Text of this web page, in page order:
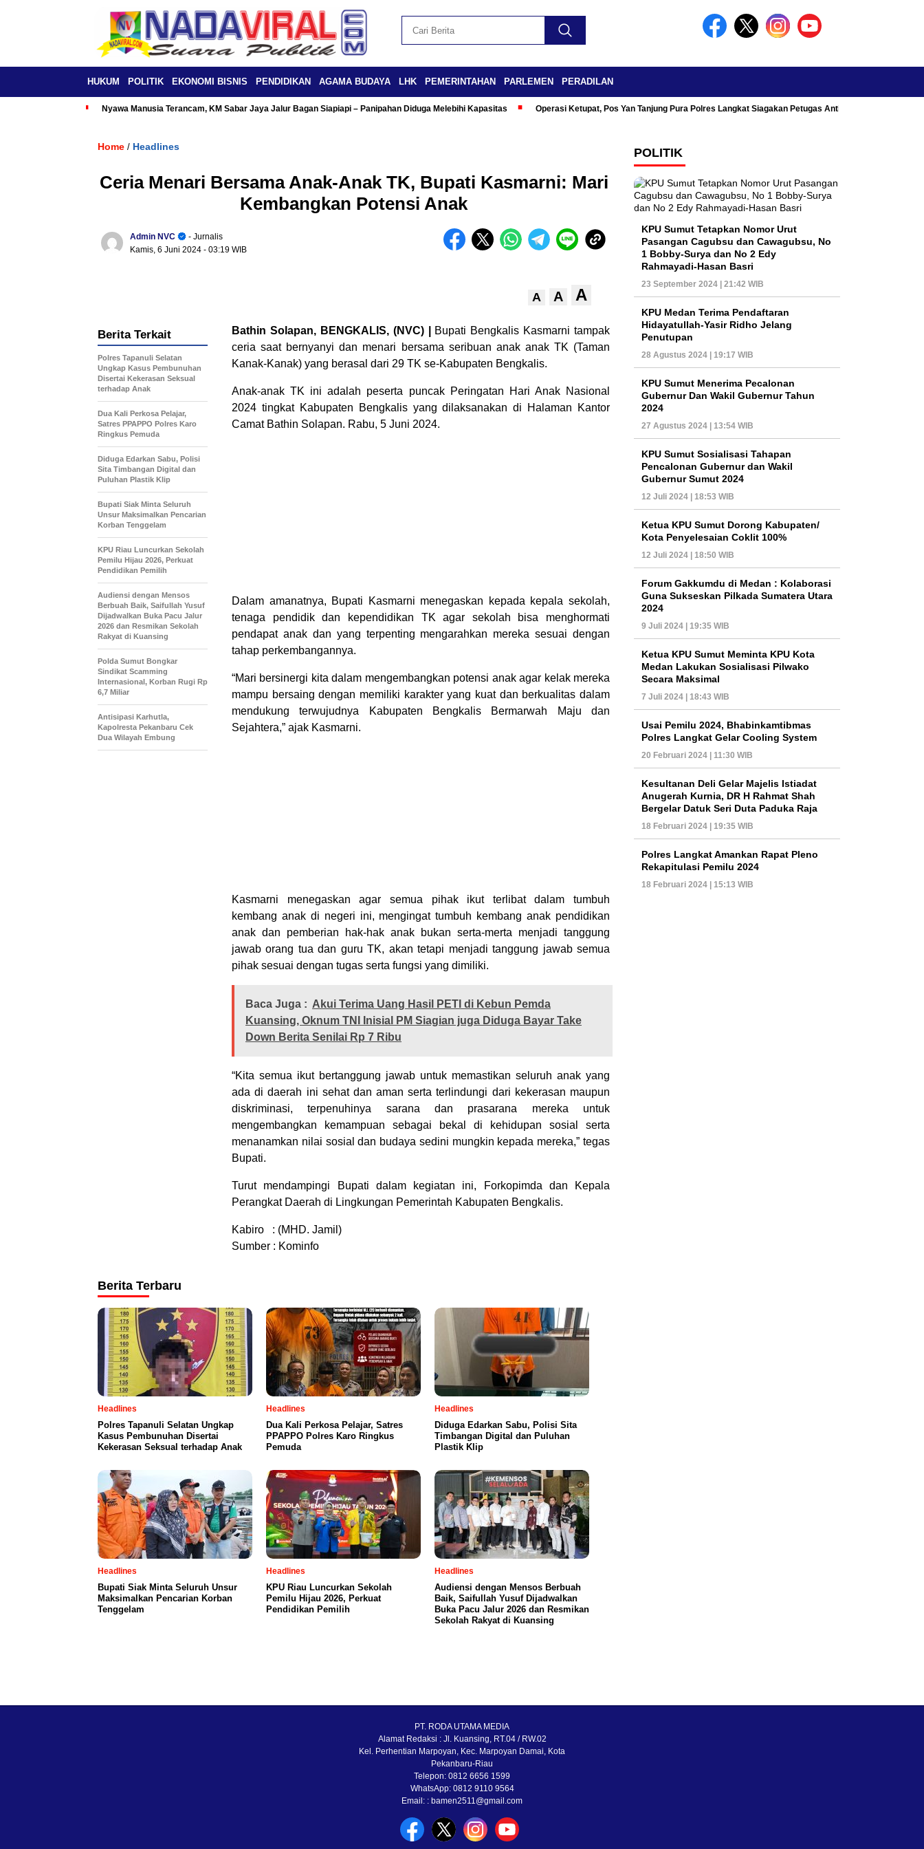
HUKUM POLITIK EKONOMI BISNIS PENDIDIKAN AGAMA BUDAYA LHK PEMERINTAHAN PARLEMEN PERADILAN
Nyawa Manusia Terancam, KM Sabar Jaya Jalur Bagan Siapiapi – Panipahan Diduga Melebihi Kapasitas Operasi Ketupat, Pos Yan Tanjung Pura Polres Langkat Siagakan Petugas Antisipasi Kemacetan
Home / Headlines
Ceria Menari Bersama Anak-Anak TK, Bupati Kasmarni: Mari
Kembangkan Potensi Anak
Admin NVC
- Jurnalis
Kamis, 6 Juni 2024 - 03:19 WIB
A A A
Bathin Solapan, BENGKALIS, (NVC) |
Bupati Bengkalis Kasmarni tampak
ceria saat bernyanyi dan menari bersama seribuan anak anak TK (Taman
Kanak-Kanak) yang berasal dari 29 TK se-Kabupaten Bengkalis.
Anak-anak TK ini adalah peserta puncak Peringatan Hari Anak Nasional
2024 tingkat Kabupaten Bengkalis yang dilaksanakan di Halaman Kantor
Camat Bathin Solapan. Rabu, 5 Juni 2024.
Dalam amanatnya, Bupati Kasmarni menegaskan kepada kepala sekolah,
tenaga pendidik dan kependidikan TK agar sekolah bisa menghormati
pendapat anak dan yang terpenting mengarahkan mereka sesuai dengan
tahap perkembangannya.
“Mari bersinergi kita dalam mengembangkan potensi anak agar kelak mereka
mampu bersaing dengan memiliki karakter yang kuat dan berkualitas dalam
mendukung terwujudnya Kabupaten Bengkalis Bermarwah Maju dan
Sejahtera,” ajak Kasmarni.
Kasmarni menegaskan agar semua pihak ikut terlibat dalam tumbuh
kembang anak di negeri ini, mengingat tumbuh kembang anak pendidikan
anak dan pemberian hak-hak anak bukan serta-merta menjadi tanggung
jawab orang tua dan guru TK, akan tetapi menjadi tanggung jawab semua
pihak sesuai dengan tugas serta fungsi yang dimiliki.
Baca Juga : Akui Terima Uang Hasil PETI di Kebun Pemda
Kuansing, Oknum TNI Inisial PM Siagian juga Diduga Bayar Take
Down Berita Senilai Rp 7 Ribu
“Kita semua ikut bertanggung jawab untuk memastikan seluruh anak yang
ada di daerah ini sehat dan aman serta terlindungi dari kekerasan maupun
diskriminasi, terpenuhinya sarana dan prasarana mereka untuk
mengembangkan kemampuan sebagai bekal di kehidupan sosial serta
menanamkan nilai sosial dan budaya sedini mungkin kepada mereka,” tegas
Bupati.
Turut mendampingi Bupati dalam kegiatan ini, Forkopimda dan Kepala
Perangkat Daerah di Lingkungan Pemerintah Kabupaten Bengkalis.
Kabiro : (MHD. Jamil)
Sumber : Kominfo
Berita Terkait
Polres Tapanuli Selatan
Ungkap Kasus Pembunuhan
Disertai Kekerasan Seksual
terhadap Anak
Dua Kali Perkosa Pelajar,
Satres PPAPPO Polres Karo
Ringkus Pemuda
Diduga Edarkan Sabu, Polisi
Sita Timbangan Digital dan
Puluhan Plastik Klip
Bupati Siak Minta Seluruh
Unsur Maksimalkan Pencarian
Korban Tenggelam
KPU Riau Luncurkan Sekolah
Pemilu Hijau 2026, Perkuat
Pendidikan Pemilih
Audiensi dengan Mensos
Berbuah Baik, Saifullah Yusuf
Dijadwalkan Buka Pacu Jalur
2026 dan Resmikan Sekolah
Rakyat di Kuansing
Polda Sumut Bongkar
Sindikat Scamming
Internasional, Korban Rugi Rp
6,7 Miliar
Antisipasi Karhutla,
Kapolresta Pekanbaru Cek
Dua Wilayah Embung
Berita Terbaru
Headlines
Polres Tapanuli Selatan Ungkap
Kasus Pembunuhan Disertai
Kekerasan Seksual terhadap Anak
Headlines
Dua Kali Perkosa Pelajar, Satres
PPAPPO Polres Karo Ringkus
Pemuda
Headlines
Diduga Edarkan Sabu, Polisi Sita
Timbangan Digital dan Puluhan
Plastik Klip
Headlines
Bupati Siak Minta Seluruh Unsur
Maksimalkan Pencarian Korban
Tenggelam
Headlines
KPU Riau Luncurkan Sekolah
Pemilu Hijau 2026, Perkuat
Pendidikan Pemilih
Headlines
Audiensi dengan Mensos Berbuah
Baik, Saifullah Yusuf Dijadwalkan
Buka Pacu Jalur 2026 dan Resmikan
Sekolah Rakyat di Kuansing
POLITIK
KPU Sumut Tetapkan Nomor Urut
Pasangan Cagubsu dan Cawagubsu, No
1 Bobby-Surya dan No 2 Edy
Rahmayadi-Hasan Basri
23 September 2024 | 21:42 WIB
KPU Medan Terima Pendaftaran
Hidayatullah-Yasir Ridho Jelang
Penutupan
28 Agustus 2024 | 19:17 WIB
KPU Sumut Menerima Pecalonan
Gubernur Dan Wakil Gubernur Tahun
2024
27 Agustus 2024 | 13:54 WIB
KPU Sumut Sosialisasi Tahapan
Pencalonan Gubernur dan Wakil
Gubernur Sumut 2024
12 Juli 2024 | 18:53 WIB
Ketua KPU Sumut Dorong Kabupaten/
Kota Penyelesaian Coklit 100%
12 Juli 2024 | 18:50 WIB
Forum Gakkumdu di Medan : Kolaborasi
Guna Sukseskan Pilkada Sumatera Utara
2024
9 Juli 2024 | 19:35 WIB
Ketua KPU Sumut Meminta KPU Kota
Medan Lakukan Sosialisasi Pilwako
Secara Maksimal
7 Juli 2024 | 18:43 WIB
Usai Pemilu 2024, Bhabinkamtibmas
Polres Langkat Gelar Cooling System
20 Februari 2024 | 11:30 WIB
Kesultanan Deli Gelar Majelis Istiadat
Anugerah Kurnia, DR H Rahmat Shah
Bergelar Datuk Seri Duta Paduka Raja
18 Februari 2024 | 19:35 WIB
Polres Langkat Amankan Rapat Pleno
Rekapitulasi Pemilu 2024
18 Februari 2024 | 15:13 WIB
PT. RODA UTAMA MEDIA
Alamat Redaksi : Jl. Kuansing, RT.04 / RW.02
Kel. Perhentian Marpoyan, Kec. Marpoyan Damai, Kota
Pekanbaru-Riau
Telepon: 0812 6656 1599
WhatsApp: 0812 9110 9564
Email: : bamen2511@gmail.com